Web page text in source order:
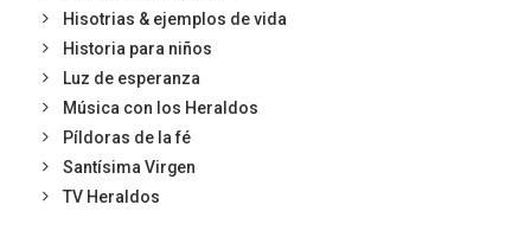
Hisotrias & ejemplos de vida
Historia para niños
Luz de esperanza
Música con los Heraldos
Píldoras de la fé
Santísima Virgen
TV Heraldos